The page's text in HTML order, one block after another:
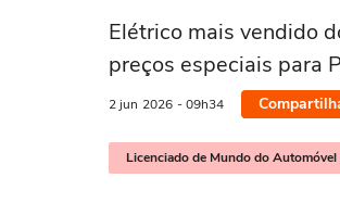
Elétrico mais vendido
preços especiais para
2 jun 2026 - 09h34
Licenciado de Mundo do Automóvel